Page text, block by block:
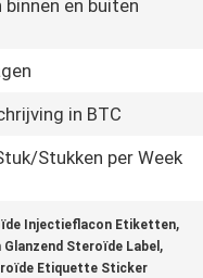
binnen en buiten
in BTC
Stukken per Week
Injectieflacon Etiketten,
Glanzend Steroïde Label ,
Etiquette Sticker